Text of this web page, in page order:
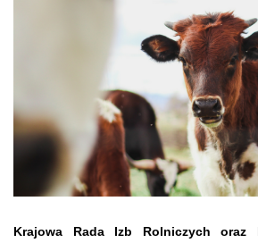
Krajowa Rada Izb Rolniczych oraz